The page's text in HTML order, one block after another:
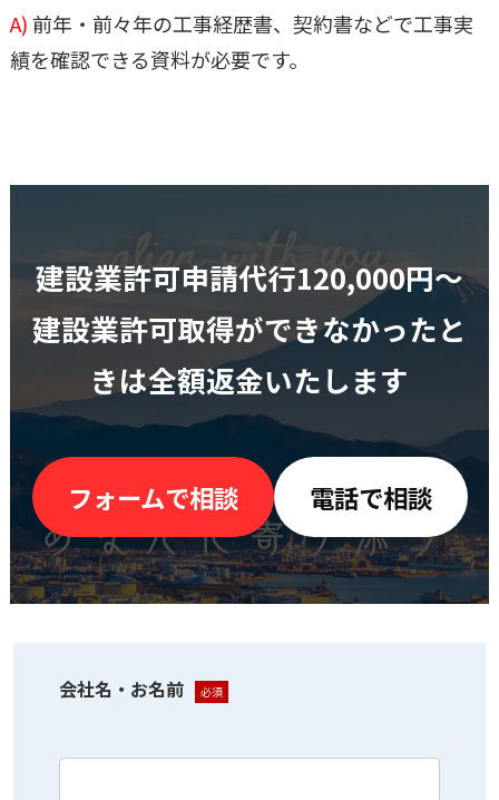
A) 前年・前々年の工事経歴書、契約書などで工事実
績を確認できる資料が必要です。
建設業許可申請代行120,000円〜
建設業許可取得ができなかったと
きは全額返金いたします
フォームで相談 電話で相談
会社名・お名前 必須